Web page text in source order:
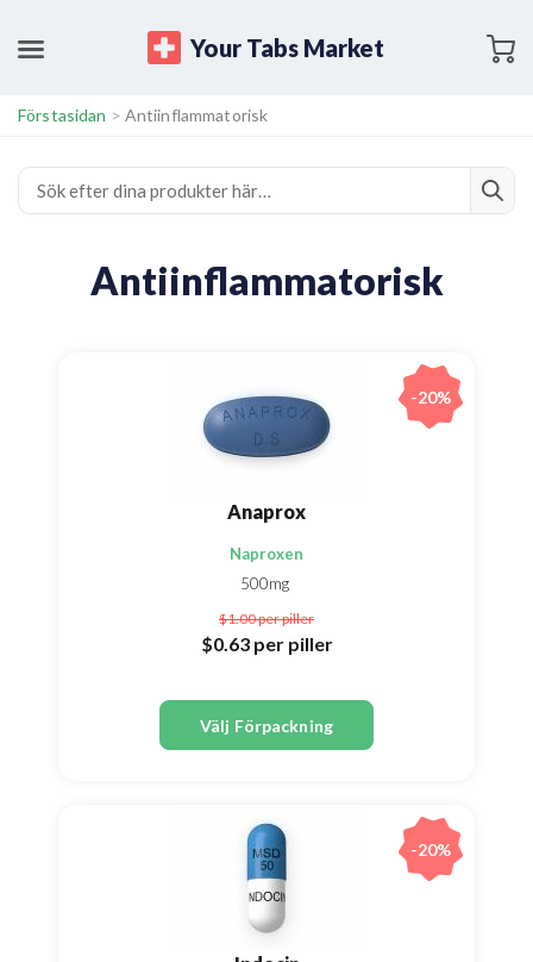
Your Tabs Market
Förstasidan > Antiinflammatorisk
Antiinflammatorisk
Anaprox
Naproxen
500mg
$1.00per piller
$0.63 per piller
Välj Förpackning
-20%
-20%